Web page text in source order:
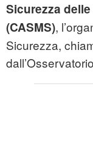
Sicurezza
(CASMS),
Sicurezza,